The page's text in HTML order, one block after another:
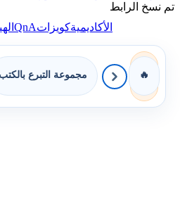
تم نسخ الرابط
الأكاديميةكويزاتQnA
🔥 مجموعة التبرع بالكتب